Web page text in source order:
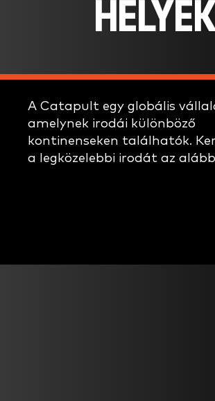
A Catapult egy globális
amelynek irodái különböző
kontinenseken találhatók.
a legközelebbi irodát az